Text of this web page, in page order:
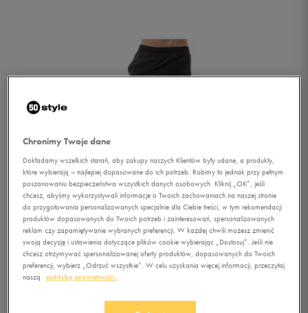
1/3
Chronimy Twoje dane
Dokładamy wszelkich starań, aby zakupy naszych Klientów były udane, a produkty,
które wybierają – najlepiej dopasowane do ich potrzeb. Robimy to jednak przy pełnym
poszanowaniu bezpieczeństwa wszystkich danych osobowych. Kliknij „OK”, jeśli
chcesz, abyśmy wykorzystywali informacje o Twoich zachowaniach na naszej stronie
do przygotowania personalizowanych specjalnie dla Ciebie treści, w tym rekomendacji
produktów dopasowanych do Twoich potrzeb i zainteresowań, spersonalizowanych
reklam czy zapamiętywanie wybranych preferencji. W każdej chwili możesz zmienić
swoją decyzję i ustawienia dotyczące plików cookie wybierając „Dostosuj”. Jeśli nie
chcesz otrzymywać spersonalizowanej oferty produktów, dopasowanych do Twoich
preferencji, wybierz „Odrzuć wszystkie”. W celu uzyskania więcej informacji, przeczytaj
naszą
politykę prywatności.